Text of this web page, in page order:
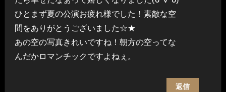
ひとまず夏の公演お疲れ様でした！素敵な空
間をありがとうございました☆★
あの空の写真きれいですね！朝方の空ってな
んだかロマンチックですよねぇ。
返信